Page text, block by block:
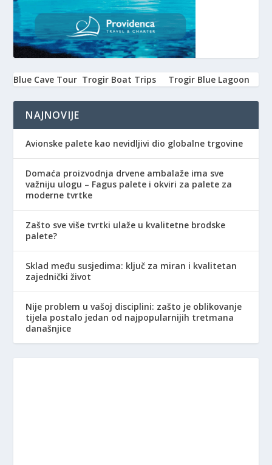
Blue Cave Tour Trogir Boat Trips Trogir Blue Lagoon
NAJNOVIJE
Avionske palete kao nevidljivi dio globalne trgovine
Domaća proizvodnja drvene ambalaže ima sve
važniju ulogu – Fagus palete i okviri za palete za
moderne tvrtke
Zašto sve više tvrtki ulaže u kvalitetne brodske
palete?
Sklad među susjedima: ključ za miran i kvalitetan
zajednički život
Nije problem u vašoj disciplini: zašto je oblikovanje
tijela postalo jedan od najpopularnijih tretmana
današnjice